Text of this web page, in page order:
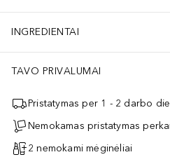
INGREDIENTAI
TAVO PRIVALUMAI
Pristatymas per 1 - 2 darbo
Nemokamas pristatymas
2 nemokami mėginėliai